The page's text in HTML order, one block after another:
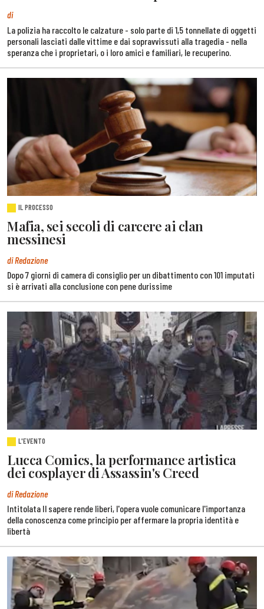
di
La polizia ha raccolto le calzature - solo parte di 1,5 tonnellate di oggetti
personali lasciati dalle vittime e dai sopravvissuti alla tragedia - nella
speranza che i proprietari, o i loro amici e familiari, le recuperino.
IL PROCESSO
Mafia, sei secoli di carcere ai clan
messinesi
di Redazione
Dopo 7 giorni di camera di consiglio per un dibattimento con 101 imputati
si è arrivati alla conclusione con pene durissime
L'EVENTO
Lucca Comics, la performance artistica
dei cosplayer di Assassin's Creed
di Redazione
Intitolata Il sapere rende liberi, l'opera vuole comunicare l'importanza
della conoscenza come principio per affermare la propria identità e
libertà